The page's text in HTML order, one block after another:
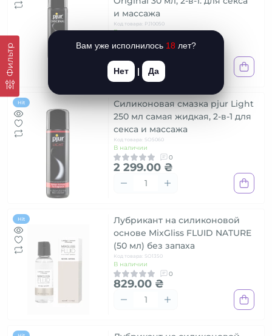
Фильтр
и массажа
Код товара: PJ10050
В наличии
0
329.00 ₴
Hit
Силиконовая смазка pjur Light
250 мл самая жидкая, 2-в-1 для
секса и массажа
Код товара: SO5060
В наличии
0
2 299.00 ₴
Hit
Лубрикант на силиконовой
основе MixGliss FLUID NATURE
(50 мл) без запаха
Код товара: SO1350
В наличии
0
829.00 ₴
Вам уже исполнилось 18 лет?
Нет | Да